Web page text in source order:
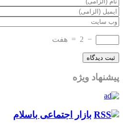
−
2
= هفت
پیشنهاد ویژه
بازار اجتماعی باسلام